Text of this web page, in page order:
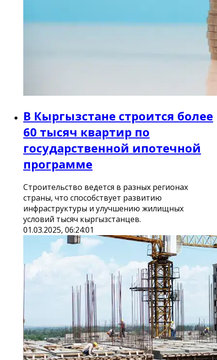
В Кыргызстане строится более
60 тысяч квартир по
государственной ипотечной
программе
Строительство ведется в разных регионах
страны, что способствует развитию
инфраструктуры и улучшению жилищных
условий тысяч кыргызстанцев.
01.03.2025, 06:24:01